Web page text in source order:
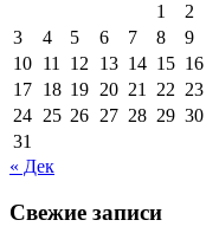
1
2
3
4 5 6 7 8
9
10 11 12 13 14 15 16
17 18 19 20 21 22 23
24 25 26 27 28 29 30
31
« Дек
Свежие записи